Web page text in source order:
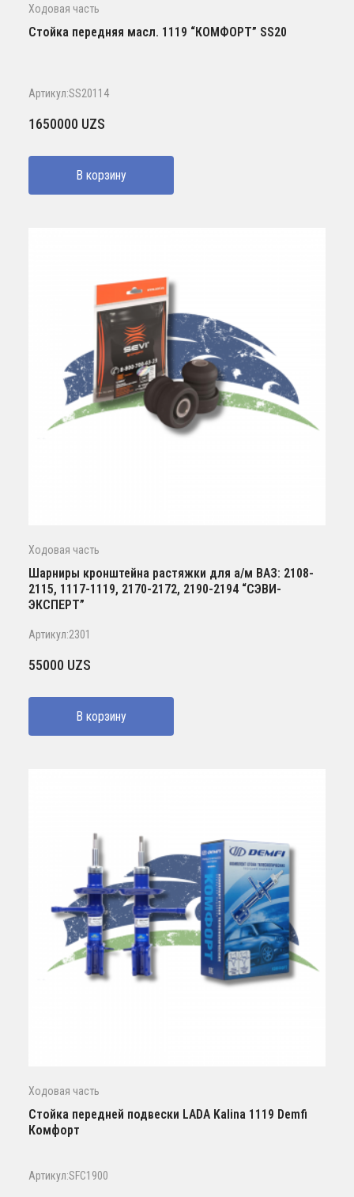
Ходовая часть
Стойка передняя масл. 1119 “КОМФОРТ” SS20
Артикул:SS20114
1650000 UZS
В корзину
Ходовая часть
Шарниры кронштейна растяжки для а/м ВАЗ: 2108-
2115, 1117-1119, 2170-2172, 2190-2194 “СЭВИ-
ЭКСПЕРТ”
Артикул:2301
55000 UZS
В корзину
Ходовая часть
Стойка передней подвески LADA Kalina 1119 Demfi
Комфорт
Артикул:SFC1900